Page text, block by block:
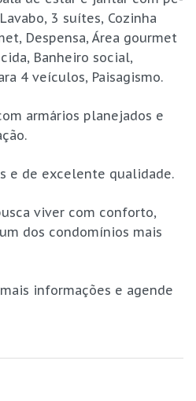
3 suítes, Cozinha
Despensa, Área gourmet
Banheiro social,
4 veículos, Paisagismo.
armários planejados e
e de excelente qualidade.
viver com conforto,
dos condomínios mais
informações e agende